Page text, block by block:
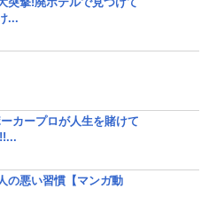
...
カープロが人生を賭けて
の悪い習慣【マンガ動